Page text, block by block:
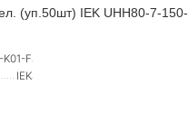
(уп.50шт) IEK UHH80-7-150-
F
IEK